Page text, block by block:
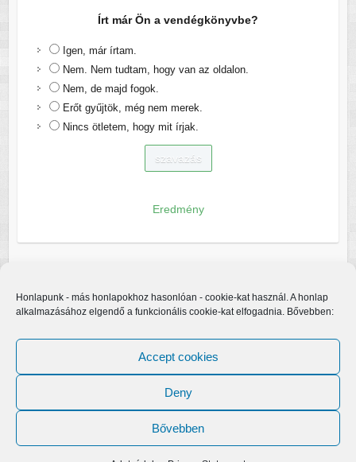
Honlapunk - más honlapokhoz hasonlóan - cookie-kat használ. A honlap
alkalmazásához elgendő a funkcionális cookie-kat elfogadnia. Bővebben:
Accept cookies
Deny
Bővebben
Írt már Ön a vendégkönyvbe?
Igen, már írtam.
Nem. Nem tudtam, hogy van az oldalon.
Nem, de majd fogok.
Erőt gyűjtök, még nem merek.
Nincs ötletem, hogy mit írjak.
Eredmény
Egerfarmos.hu. A sablont készítette:
WordPress